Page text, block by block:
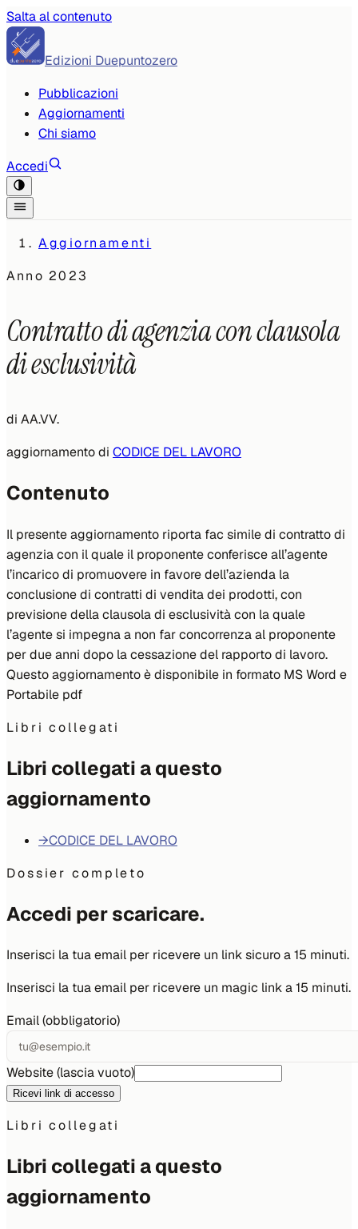
Salta al contenuto
Edizioni Duepuntozero
Pubblicazioni
Aggiornamenti
Chi siamo
Accedi
Aggiornamenti
Anno2023
Contratto di agenzia con clausola
di esclusività
di AA.VV.
aggiornamento di CODICE DEL LAVORO
Contenuto
Il presente aggiornamento riporta fac simile di contratto di
agenzia con il quale il proponente conferisce all’agente
l’incarico di promuovere in favore dell’azienda la
conclusione di contratti di vendita dei prodotti, con
previsione della clausola di esclusività con la quale
l’agente si impegna a non far concorrenza al proponente
per due anni dopo la cessazione del rapporto di lavoro.
Questo aggiornamento è disponibile in formato MS Word e
Portabile pdf
Libri collegati
Libri collegati a questo
aggiornamento
→CODICE DEL LAVORO
Dossier completo
Accedi per scaricare.
Inserisci la tua email per ricevere un link sicuro a 15 minuti.
Inserisci la tua email per ricevere un magic link a 15 minuti.
Email (obbligatorio)
Website (lascia vuoto)
Ricevi link di accesso
Libri collegati
Libri collegati a questo
aggiornamento